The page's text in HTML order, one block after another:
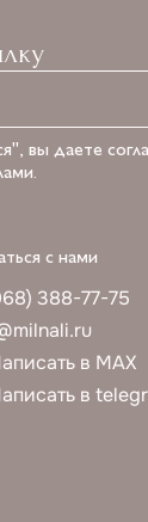
вы даете
с нами
388-77-75
в MAX
в